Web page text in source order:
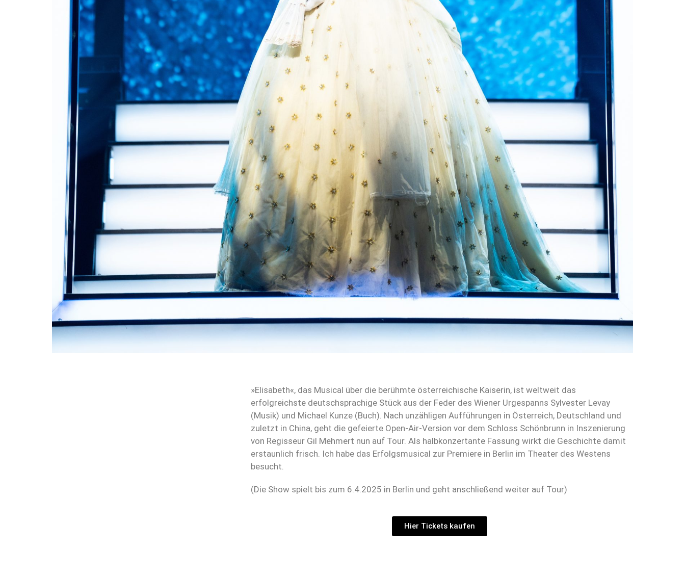
»Elisabeth«, das Musical über die berühmte österreichische Kaiserin, ist weltweit das
erfolgreichste deutschsprachige Stück aus der Feder des Wiener Urgespanns Sylvester Levay
(Musik) und Michael Kunze (Buch). Nach unzähligen Aufführungen in Österreich, Deutschland und
zuletzt in China, geht die gefeierte Open-Air-Version vor dem Schloss Schönbrunn in Inszenierung
von Regisseur Gil Mehmert nun auf Tour. Als halbkonzertante Fassung wirkt die Geschichte damit
erstaunlich frisch. Ich habe das Erfolgsmusical zur Premiere in Berlin im Theater des Westens
besucht.
(Die Show spielt bis zum 6.4.2025 in Berlin und geht anschließend weiter auf Tour)
Hier Tickets kaufen